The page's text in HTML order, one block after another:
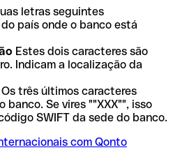
letras seguintes
país onde o banco está
Estes dois caracteres são
Indicam a localização da
Os três últimos caracteres
banco. Se vires ""XXX"", isso
SWIFT da sede do banco.
com Qonto